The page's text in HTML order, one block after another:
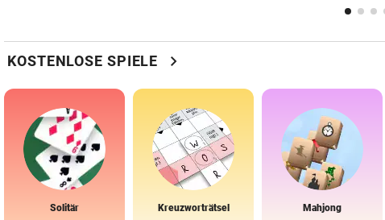
KOSTENLOSE SPIELE chevron_right
Solitär Kreuzworträtsel Mahjong